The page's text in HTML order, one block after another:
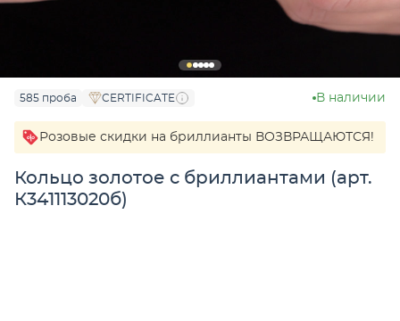
585 проба CERTIFICATE В наличии
Розовые скидки на бриллианты ВОЗВРАЩАЮТСЯ!
Кольцо золотое с бриллиантами (арт.
К341113020б)